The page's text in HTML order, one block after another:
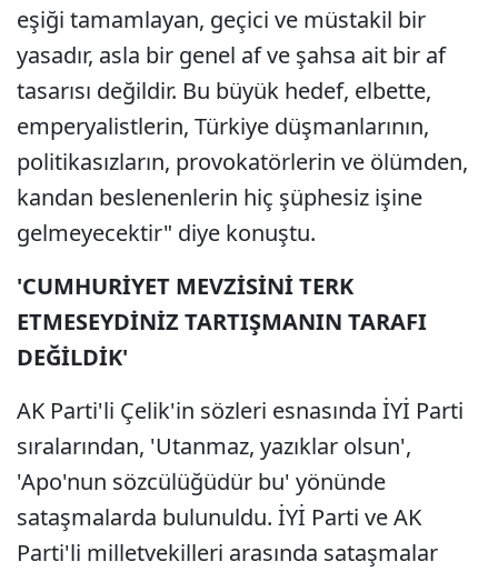
eşiği tamamlayan, geçici ve müstakil bir
yasadır, asla bir genel af ve şahsa ait bir af
tasarısı değildir. Bu büyük hedef, elbette,
emperyalistlerin, Türkiye düşmanlarının,
politikasızların, provokatörlerin ve ölümden,
kandan beslenenlerin hiç şüphesiz işine
gelmeyecektir" diye konuştu.
'CUMHURİYET MEVZİSİNİ TERK
ETMESEYDİNİZ TARTIŞMANIN TARAFI
DEĞİLDİK'
AK Parti'li Çelik'in sözleri esnasında İYİ Parti
sıralarından, 'Utanmaz, yazıklar olsun',
'Apo'nun sözcülüğüdür bu' yönünde
sataşmalarda bulunuldu. İYİ Parti ve AK
Parti'li milletvekilleri arasında sataşmalar